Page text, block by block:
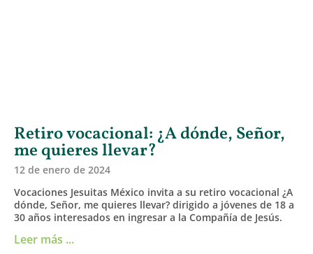
Retiro vocacional: ¿A dónde, Señor,
me quieres llevar?
12 de enero de 2024
Vocaciones Jesuitas México invita a su retiro vocacional ¿A
dónde, Señor, me quieres llevar? dirigido a jóvenes de 18 a
30 años interesados en ingresar a la Compañía de Jesús.
Leer más ...